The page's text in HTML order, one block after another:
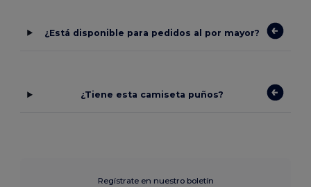
¿Está disponible para pedidos al por mayor?
¿Tiene esta camiseta puños?
Regístrate en nuestro boletín